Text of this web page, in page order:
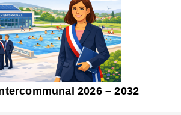
2026 – 2032